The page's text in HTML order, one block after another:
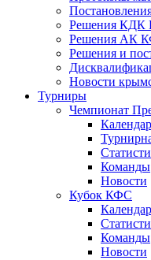
Решения КДК
Решения АК
Решения и
Новости
Турниры
Чемпионат
Команды
Новости
Кубок КФС
Команды
Новости